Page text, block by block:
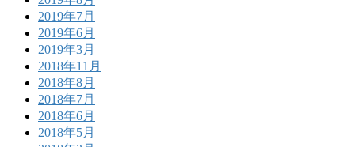
2019年7月
2019年6月
2019年3月
2018年11月
2018年8月
2018年7月
2018年6月
2018年5月